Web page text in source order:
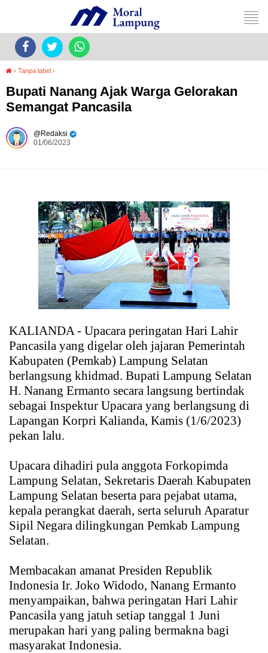
› Tanpa label ›
Bupati Nanang Ajak Warga Gelorakan
Semangat Pancasila
Redaksi
01/06/2023
KALIANDA - Upacara peringatan Hari Lahir
Pancasila yang digelar oleh jajaran Pemerintah
Kabupaten (Pemkab) Lampung Selatan
berlangsung khidmad. Bupati Lampung Selatan
H. Nanang Ermanto secara langsung bertindak
sebagai Inspektur Upacara yang berlangsung di
Lapangan Korpri Kalianda, Kamis (1/6/2023)
pekan lalu.
Upacara dihadiri pula anggota Forkopimda
Lampung Selatan, Sekretaris Daerah Kabupaten
Lampung Selatan beserta para pejabat utama,
kepala perangkat daerah, serta seluruh Aparatur
Sipil Negara dilingkungan Pemkab Lampung
Selatan.
Membacakan amanat Presiden Republik
Indonesia Ir. Joko Widodo, Nanang Ermanto
menyampaikan, bahwa peringatan Hari Lahir
Pancasila yang jatuh setiap tanggal 1 Juni
merupakan hari yang paling bermakna bagi
masyarakat Indonesia.